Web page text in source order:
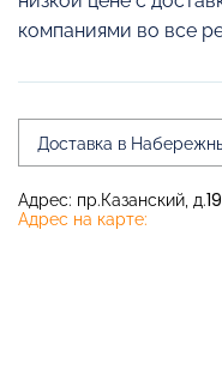
компаниями во все
Доставка в
Адрес: пр.Казанский,
Адрес на карте: